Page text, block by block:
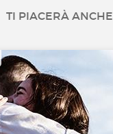
TI PIACERÀ ANCHE